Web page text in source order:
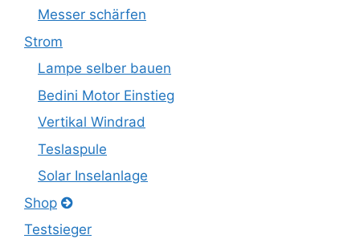
Messer schärfen
Strom
Lampe selber bauen
Bedini Motor Einstieg
Vertikal Windrad
Teslaspule
Solar Inselanlage
Shop
Testsieger